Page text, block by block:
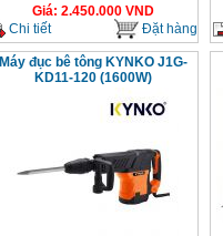
Giá: 2.450.000 VND
Chi tiết
Đặt hàng
Máy đục bê tông KYNKO J1G-
KD11-120 (1600W)